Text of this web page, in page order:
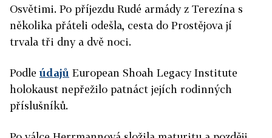
Osvětimi. Po příjezdu Rudé armády z Terezína s
několika přáteli odešla, cesta do Prostějova jí
trvala tři dny a dvě noci.
Podleúdajů European Shoah Legacy Institute
holokaust nepřežilo patnáct jejích rodinných
příslušníků.